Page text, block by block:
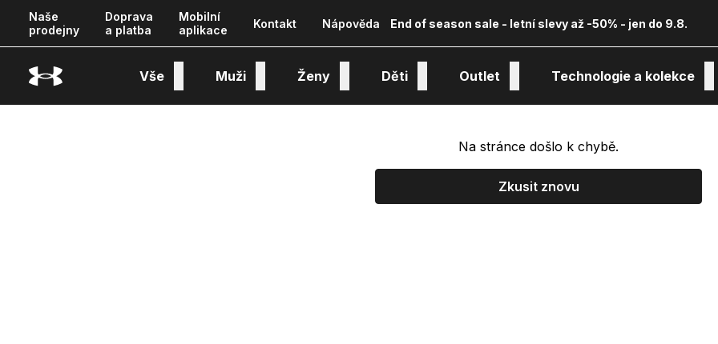
Naše
prodejny
Doprava
a platba
Mobilní
aplikace
Kontakt Nápověda End of season sale - letní slevy až -50% - jen do 9.8.
Vše Muži Ženy Děti Outlet Technologie a kolekce
Na stránce došlo k chybě.
Zkusit znovu